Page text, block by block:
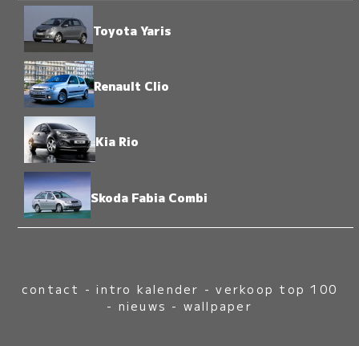
Toyota Yaris
Renault Clio
Kia Rio
Skoda Fabia Combi
contact -intro kalender -verkoop top 100
- nieuws - wallpaper